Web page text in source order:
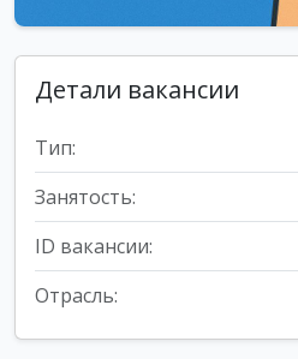
Детали вакансии
Тип:
Занятость:
ID вакансии:
Отрасль: